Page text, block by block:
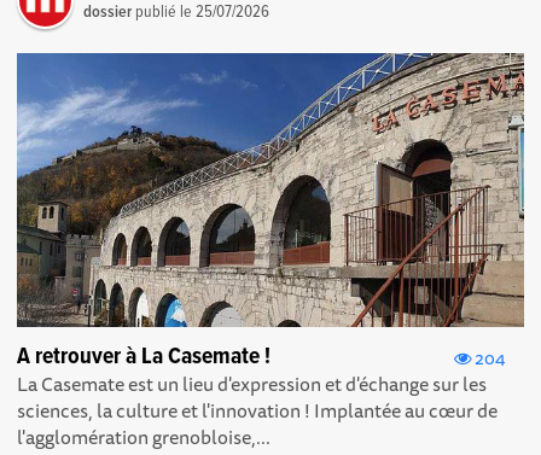
dossier publié le25/07/2026
204
A retrouver à La Casemate !
La Casemate est un lieu d'expression et d'échange sur les
sciences, la culture et l'innovation ! Implantée au cœur de
l'agglomération grenobloise,...